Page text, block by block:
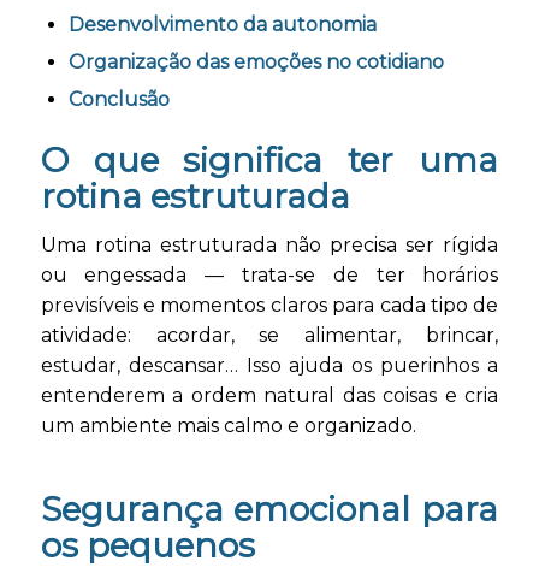
Desenvolvimento da autonomia
Organização das emoções no cotidiano
Conclusão
O que significa ter uma
rotina estruturada
Uma rotina estruturada não precisa ser rígida
ou engessada — trata-se de ter horários
previsíveis e momentos claros para cada tipo de
atividade: acordar, se alimentar, brincar,
estudar, descansar… Isso ajuda os puerinhos a
entenderem a ordem natural das coisas e cria
um ambiente mais calmo e organizado.
Segurança emocional para
os pequenos